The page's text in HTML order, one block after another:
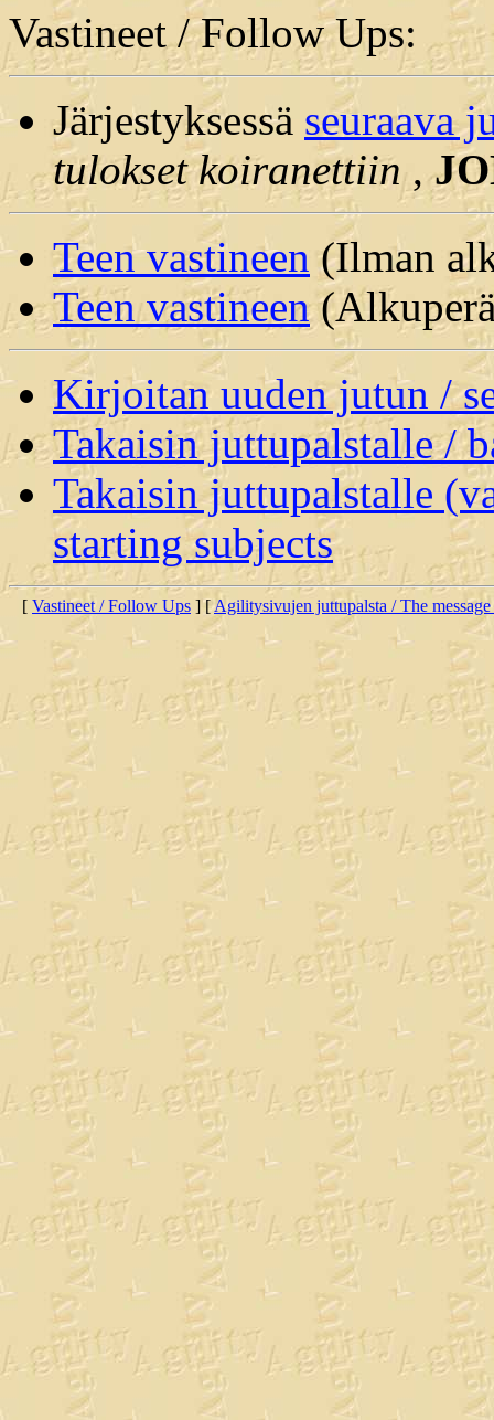
Vastineet / Follow Ups:
Järjestyksessä seuraava
tulokset koiranettiin ,
Teen vastineen (Ilman
Teen vastineen
Kirjoitan uuden jutun /
Takaisin juttupalstalle /
Takaisin juttupalstalle
starting subjects
[ Vastineet / Follow Ups ] [Agilitysivujen juttupalsta / The